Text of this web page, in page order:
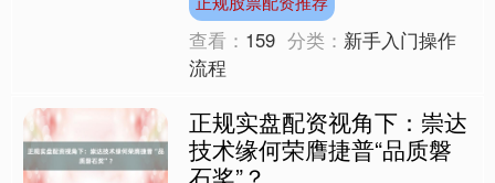
深渊。在探讨线上股票配....
查看： 159 分类： 新手入门操作
流程
正规实盘配资视角下：崇达
技术缘何荣膺捷普“品质磐
石奖”？